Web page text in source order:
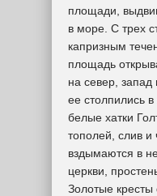
площади,
в море. С трех
капризным
площадь
на север, запад
ее столпились
белые хатки
тополей, слив и
вздымаются в
церкви,
Золотые